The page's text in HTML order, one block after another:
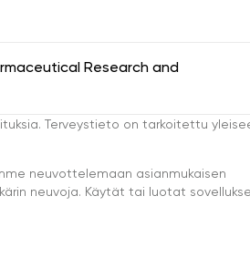
Research and
Terveystieto on tarkoitettu
neuvottelemaan asianmukaisen
neuvoja. Käytät tai luotat